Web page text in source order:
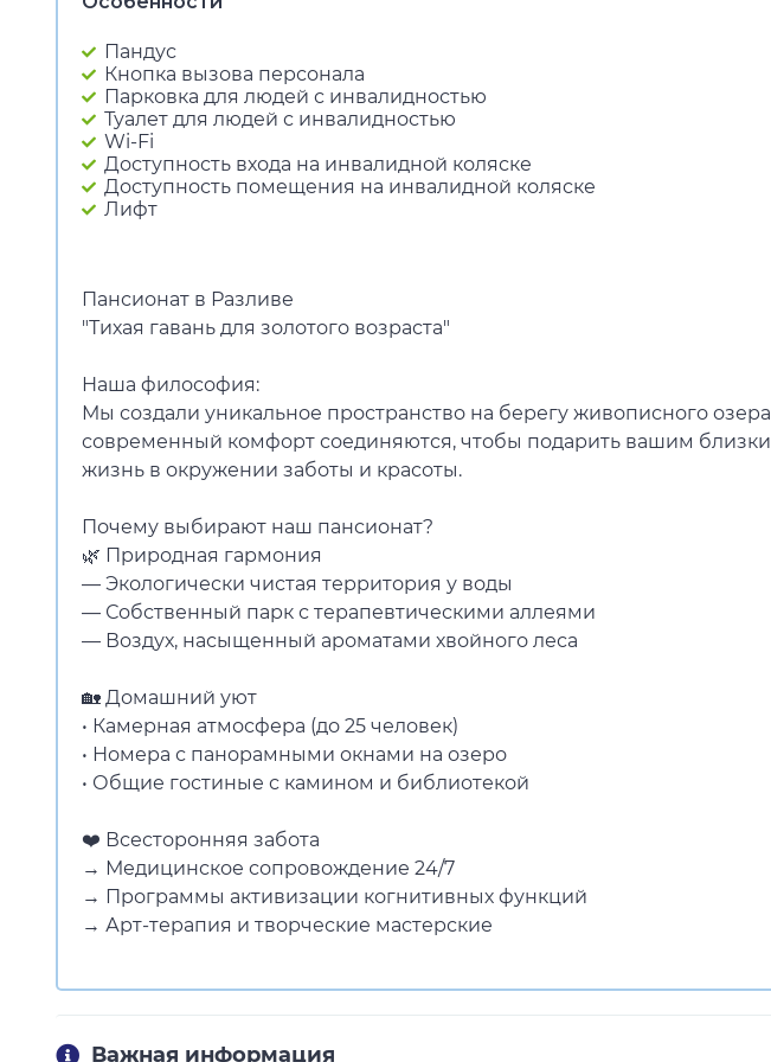
Пандус
Кнопка вызова персонала
Парковка для людей с инвалидностью
Туалет для людей с инвалидностью
Wi-Fi
Доступность входа на инвалидной коляске
Доступность помещения на инвалидной коляске
Лифт
Пансионат в Разливе
"Тихая гавань для золотого возраста"
Наша философия:
Мы создали уникальное пространство на берегу живописного
современный комфорт соединяются, чтобы подарить вашим
жизнь в окружении заботы и красоты.
Почему выбирают наш пансионат?
🌿 Природная гармония
— Экологически чистая территория у воды
— Собственный парк с терапевтическими аллеями
— Воздух, насыщенный ароматами хвойного леса
🏡 Домашний уют
• Камерная атмосфера (до 25 человек)
• Номера с панорамными окнами на озеро
• Общие гостиные с камином и библиотекой
❤️ Всесторонняя забота
→ Медицинское сопровождение 24/7
→ Программы активизации когнитивных функций
→ Арт-терапия и творческие мастерские
Важная информация